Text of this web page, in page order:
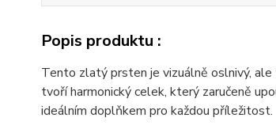
Popis produktu :
Tento zlatý prsten je vizuálně oslnivý,
tvoří harmonický celek, který zaručeně
ideálním doplňkem pro každou příležitost.